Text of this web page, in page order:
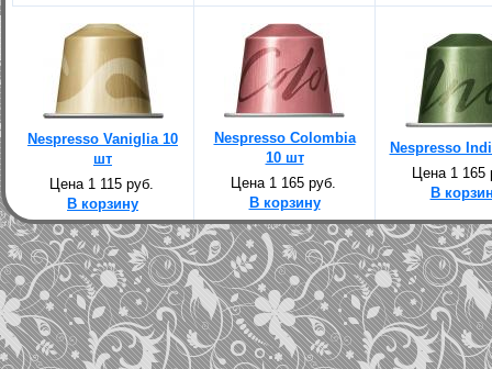
Nespresso Vaniglia 10
шт
Цена 1 115 руб.
В корзину
Nespresso Colombia
10 шт
Цена 1 165 руб.
В корзину
Nespresso
Цена 1 165
В